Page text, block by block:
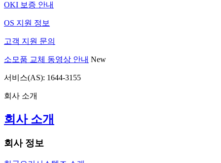
OKI 보증 안내
OS 지원 정보
고객 지원 문의
소모품 교체 동영상 안내 New
서비스(AS): 1644-3155
회사 소개
회사 소개
회사 정보